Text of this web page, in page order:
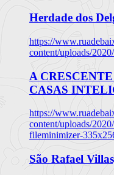
Herdade dos
https://
content/uploads/
A
CASAS
https://
content/uploads/
fileminimizer-
São Rafael